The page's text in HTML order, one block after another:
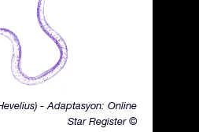
- Adaptasyon: Online
Star Register ©